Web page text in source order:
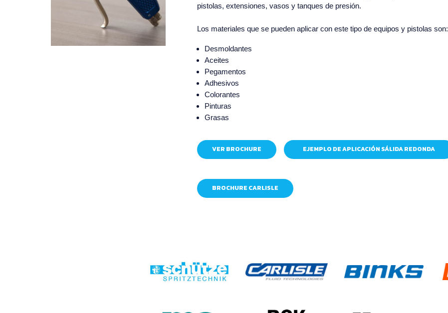
pistolas, extensiones, vasos y tanques de presión.
Los materiales que se pueden aplicar con este tipo de equipos y pistolas son:
Desmoldantes
Aceites
Pegamentos
Adhesivos
Colorantes
Pinturas
Grasas
VER BROCHURE EJEMPLO DE APLICACIÓN SÁLIDA REDONDA
BROCHURE CARLISLE